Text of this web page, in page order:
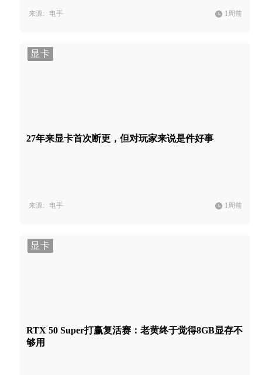
来源: 电手 1周前
显卡
27年来显卡首次断更，但对玩家来说是件好事
来源: 电手 1周前
显卡
RTX 50 Super打赢复活赛：老黄终于觉得8GB显存不
够用